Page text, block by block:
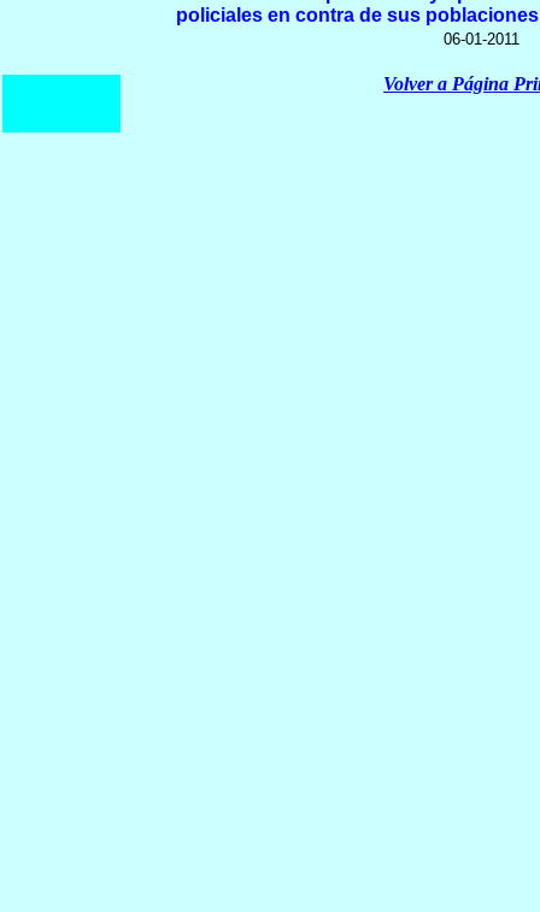
policiales en contra de sus
06-01-2011
Volver a Página